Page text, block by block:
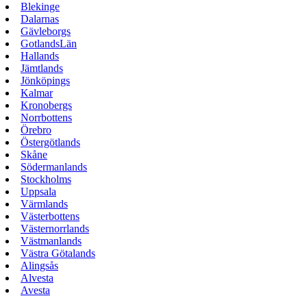
Blekinge
Dalarnas
Gävleborgs
GotlandsLän
Hallands
Jämtlands
Jönköpings
Kalmar
Kronobergs
Norrbottens
Örebro
Östergötlands
Skåne
Södermanlands
Stockholms
Uppsala
Värmlands
Västerbottens
Västernorrlands
Västmanlands
Västra Götalands
Alingsås
Alvesta
Avesta